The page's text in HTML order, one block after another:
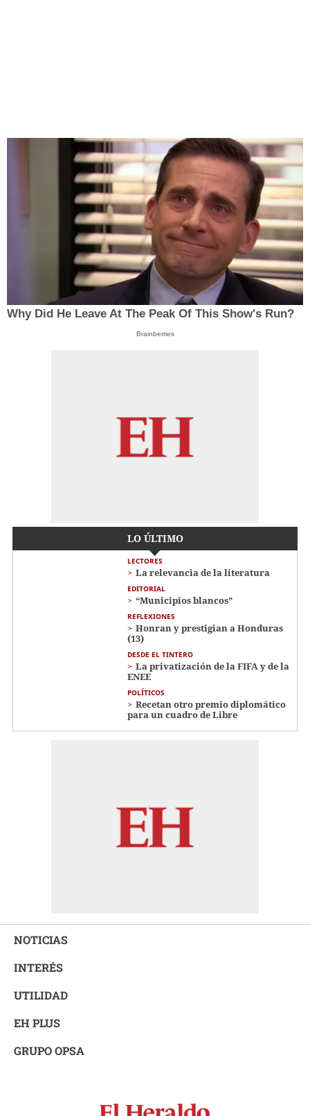
Why Did He Leave At The Peak Of This Show's Run?
Brainberries
LO ÚLTIMO
LECTORES
La relevancia de la literatura
EDITORIAL
“Municipios blancos”
REFLEXIONES
Honran y prestigian a Honduras
(13)
DESDE EL TINTERO
La privatización de la FIFA y de la
ENEE
POLÍTICOS
Recetan otro premio diplomático
para un cuadro de Libre
NOTICIAS
INTERÉS
UTILIDAD
EH PLUS
GRUPO OPSA